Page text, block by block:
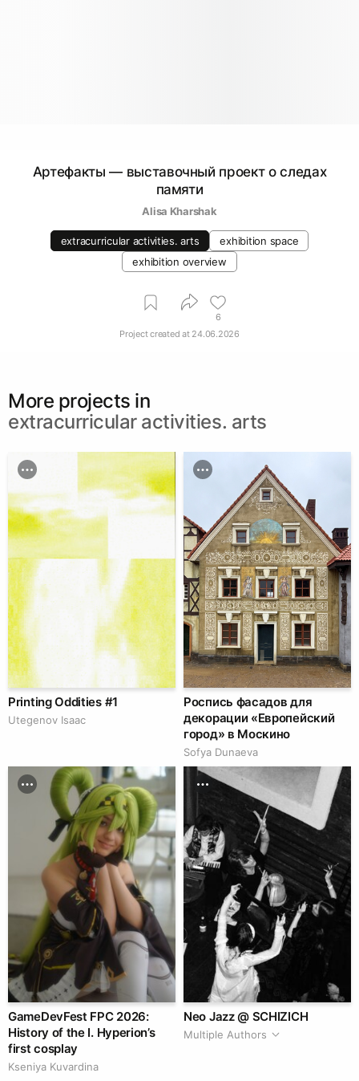
Артефакты — выставочный проект о следах
памяти
Alisa Kharshak
extracurricular activities. arts
exhibition space
exhibition overview
6
Project created at 24.06.2026
More projects in
extracurricular activities. arts
Printing Oddities #1
Utegenov Isaac
Роспись фасадов для
декорации «Европейский
город» в Москино
Sofya Dunaeva
GameDevFest FPC 2026:
History of the I. Hyperion’s
first cosplay
Kseniya Kuvardina
Neo Jazz @ SCHIZICH
Multiple Authors